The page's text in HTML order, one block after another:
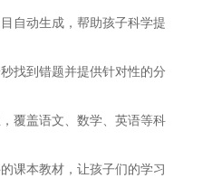
自动生成，帮助孩子科学提
找到错题并提供针对性的分
覆盖语文、数学、英语等科
课本教材，让孩子们的学习